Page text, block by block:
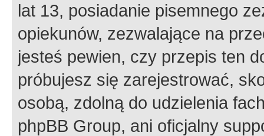
lat 13, posiadanie pisemnego
opiekunów, zezwalające na
jesteś pewien, czy przepis ten
próbujesz się zarejestrować,
osobą, zdolną do udzielenia
phpBB Group, ani oficjalny